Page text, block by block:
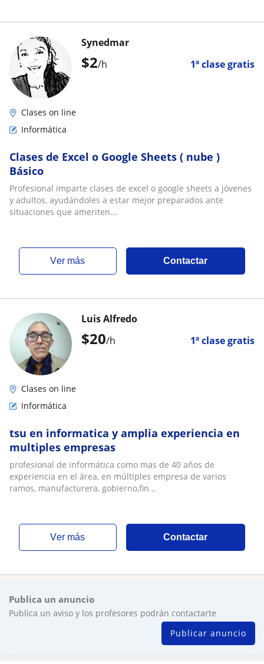
$2/h 1ª clase gratis
Synedmar
Clases on line
Informática
Clases de Excel o Google Sheets ( nube )
Básico
Profesional imparte clases de excel o google sheets a jóvenes
y adultos, ayudándoles a estar mejor preparados ante
situaciones que ameriten...
ver más Contactar
$20/h 1ª clase gratis
Luis Alfredo
Clases on line
Informática
tsu en informatica y amplia experiencia en
multiples empresas
profesional de informática como mas de 40 años de
experiencia en el área, en múltiples empresa de varios
ramos, manufacturera, gobierno,fin...
ver más Contactar
Publica un anuncio
Publica un aviso y los profesores podrán contactarte
Publicar anuncio